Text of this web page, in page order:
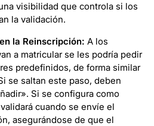
visibilidad que controla si los
la validación.
la Reinscripción: A los
a matricular se les podría pedir
predefinidos, de forma similar
se saltan este paso, deben
Si se configura como
cuando se envíe el
asegurándose de que el